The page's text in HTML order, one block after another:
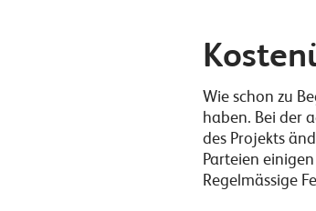
Wie schon zu
haben. Bei der
des Projekts
Parteien
Regelmässige